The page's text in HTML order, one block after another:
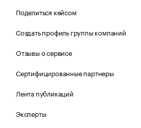
Поделиться кейсом
Создать профиль группы компаний
Отзывы о сервисе
Сертифицированные партнеры
Лента публикаций
Эксперты